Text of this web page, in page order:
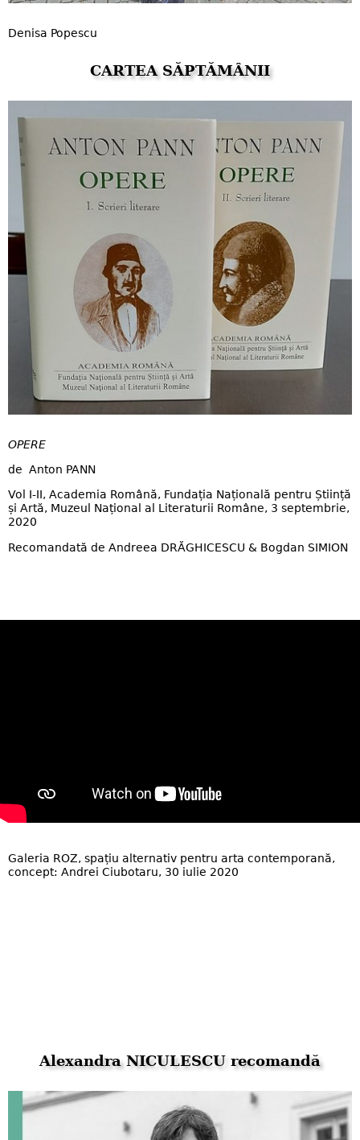
Denisa Popescu
CARTEA SĂPTĂMÂNII
OPERE
de Anton PANN
Vol I-II, Academia Română, Fundația Națională pentru Știință
și Artă, Muzeul Național al Literaturii Române, 3 septembrie,
2020
Recomandată de Andreea DRĂGHICESCU & Bogdan SIMION
Galeria ROZ, spațiu alternativ pentru arta contemporană,
concept: Andrei Ciubotaru, 30 iulie 2020
Alexandra NICULESCU recomandă